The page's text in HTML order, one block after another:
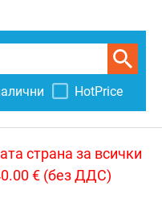
HotPrice
страна за всички
€ (без ДДС)